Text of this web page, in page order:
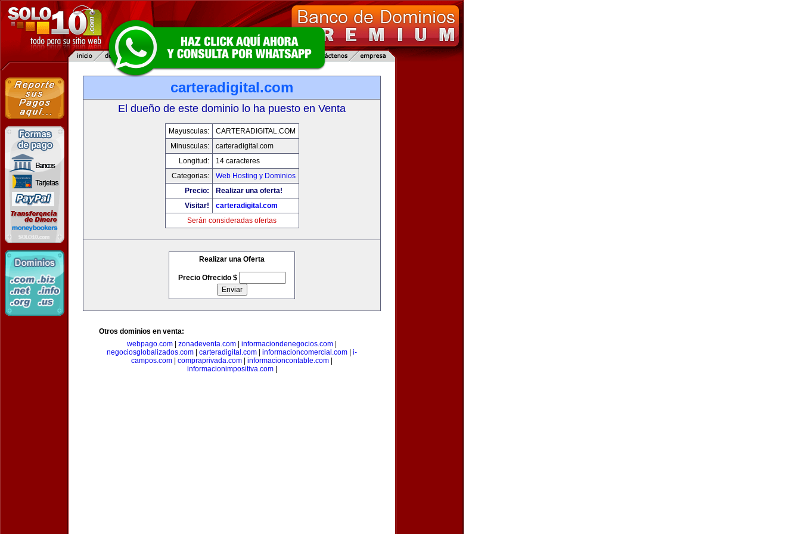
carteradigital.com
El dueño de este dominio lo ha puesto en Venta
Mayusculas:
CARTERADIGITAL.COM
Minusculas:
carteradigital.com
Longitud:
14 caracteres
Categorias:
Web Hosting y Dominios
Precio:
Realizar una oferta!
Visitar!
carteradigital.com
Serán consideradas ofertas
Realizar una Oferta
Precio Ofrecido $
Otros dominios en venta:
webpago.com
zonadeventa.com informaciondenegocios.com
negociosglobalizados.com
carteradigital.com informacioncomercial.com
i-
campos.com
compraprivada.com informacioncontable.com
informacionimpositiva.com|